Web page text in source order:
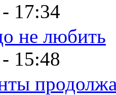
17:34
не любить
15:48